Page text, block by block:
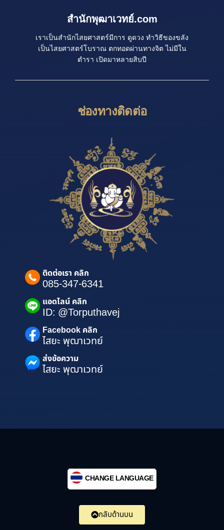
สำนักพุฒาเวทย์.com
เราเป็นสำนักไสยศาสตร์มีการ ดูดวง ทำวิธีของขลัง
เป็นไสยศาสตร์โบราณ ตกทอดผ่านทางจิต ไม่มีใน
ตำรา เปิดมาหลายสิบปี
ช่องทางติดต่อ
ติดต่อเรา คลิก
085-347-6341
แอดไลน์ คลิก
ID: @Torputhavej
Facebook คลิก
ไสยะ พุฒาเวทย์
ส่งข้อความ
ไสยะ พุฒาเวทย์
CHANGE LANGUAGE
กลับด้านบน